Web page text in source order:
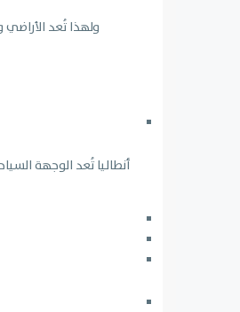
ولهذا تُعد
أنطاليا تُعد الوجهة